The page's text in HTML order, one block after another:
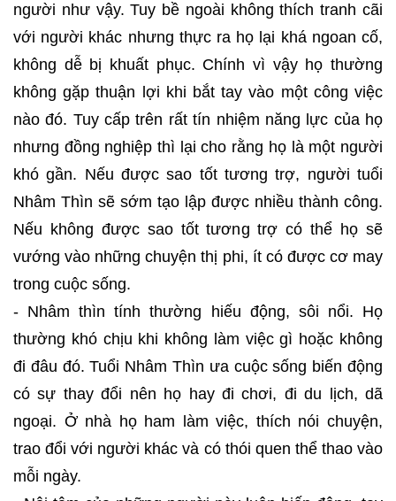
người như vậy. Tuy bề ngoài không thích tranh cãi
với người khác nhưng thực ra họ lại khá ngoan cố,
không dễ bị khuất phục. Chính vì vậy họ thường
không gặp thuận lợi khi bắt tay vào một công việc
nào đó. Tuy cấp trên rất tín nhiệm năng lực của họ
nhưng đồng nghiệp thì lại cho rằng họ là một người
khó gần. Nếu được sao tốt tương trợ, người tuổi
Nhâm Thìn sẽ sớm tạo lập được nhiều thành công.
Nếu không được sao tốt tương trợ có thể họ sẽ
vướng vào những chuyện thị phi, ít có được cơ may
trong cuộc sống.
- Nhâm thìn tính thường hiếu động, sôi nổi. Họ
thường khó chịu khi không làm việc gì hoặc không
đi đâu đó. Tuổi Nhâm Thìn ưa cuộc sống biến động
có sự thay đổi nên họ hay đi chơi, đi du lịch, dã
ngoại. Ở nhà họ ham làm việc, thích nói chuyện,
trao đổi với người khác và có thói quen thể thao vào
mỗi ngày.